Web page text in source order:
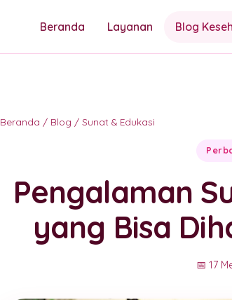
Beranda Layanan Blog
Beranda / Blog / Sunat & Edukasi
Pengalaman
yang Bisa
📅 17